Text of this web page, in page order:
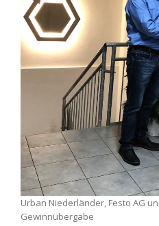
Urban Niederländer, Festo AG
Gewinnübergabe